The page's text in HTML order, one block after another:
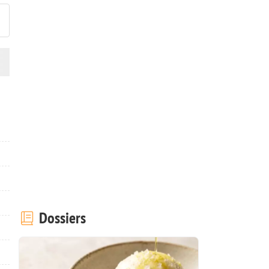
Dossiers